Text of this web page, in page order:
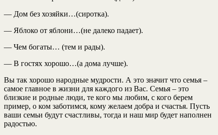
— Дом без хозяйки…(сиротка).
— Яблоко от яблони…(не далеко падает).
— Чем богаты… (тем и рады).
— В гостях хорошо…(а дома лучше).
Вы так хорошо народные мудрости. А это значит что семья –
самое главное в жизни для каждого из Вас. Семья – это
близкие и родные люди, те кого мы любим, с кого берем
пример, о ком заботимся, кому желаем добра и счастья. Пусть
ваши семьи будут счастливы, тогда и наш мир будет наполнен
радостью.